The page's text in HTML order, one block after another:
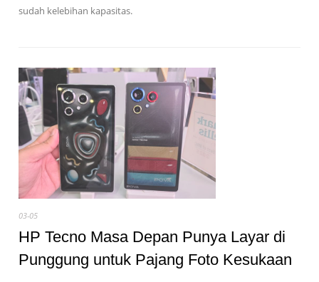
sudah kelebihan kapasitas.
03-05
HP Tecno Masa Depan Punya Layar di
Punggung untuk Pajang Foto Kesukaan